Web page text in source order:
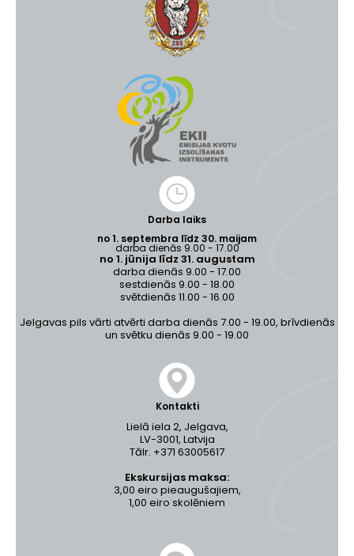
Darba laiks
no 1. septembra līdz 30. maijam
darba dienās 9.00 - 17.00
no 1. jūnija līdz 31. augustam
darba dienās 9.00 - 17.00
sestdienās 9.00 - 18.00
svētdienās 11.00 - 16.00
Jelgavas pils vārti atvērti darba dienās 7.00 - 19.00, brīvdienās
un svētku dienās 9.00 - 19.00
Kontakti
Lielā iela 2, Jelgava,
LV-3001, Latvija
Tālr. +371 63005617
Ekskursijas maksa:
3,00 eiro pieaugušajiem,
1,00 eiro skolēniem